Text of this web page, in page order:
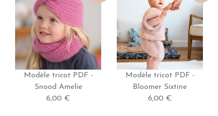
Modèle tricot PDF -
Snood Amelie
6,00 €
Modèle tricot PDF -
Bloomer Sixtine
6,00 €